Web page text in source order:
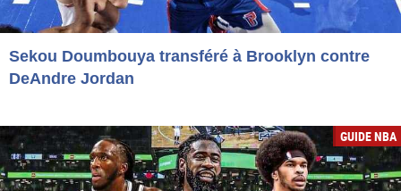
Sekou Doumbouya transféré à Brooklyn contre
DeAndre Jordan
GUIDE NBA